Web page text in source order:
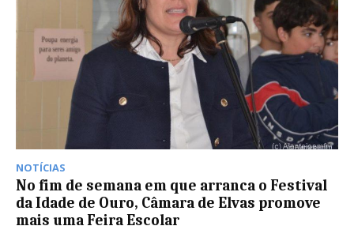
NOTÍCIAS
No fim de semana em que arranca o Festival
da Idade de Ouro, Câmara de Elvas promove
mais uma Feira Escolar